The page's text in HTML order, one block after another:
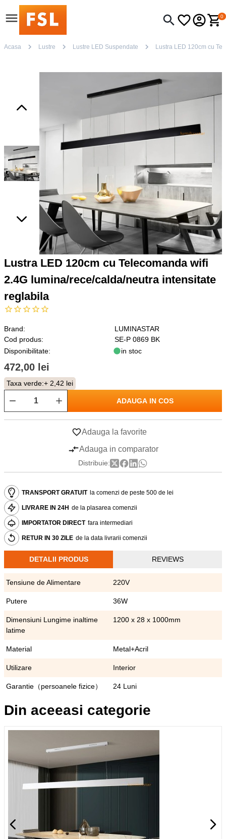
0
Acasa Lustre Lustre LED Suspendate Lustra LED 120cm cu
Lustra LED 120cm cu Telecomanda wifi
2.4G lumina/rece/calda/neutra intensitate
reglabila
Brand:
LUMINASTAR
Cod produs:
SE-P 0869 BK
Disponibilitate:
in stoc
472,00 lei
Taxa verde:+ 2,42 lei
ADAUGA IN COS
Adauga la favorite
Adauga in comparator
Distribuie:
TRANSPORT GRATUIT la comenzi de peste 500 de lei
LIVRARE IN 24H de la plasarea comenzii
IMPORTATOR DIRECT fara intermediari
RETUR IN 30 ZILE de la data livrarii comenzii
DETALII PRODUS REVIEWS
Tensiune de Alimentare 220V
Putere 36W
Dimensiuni Lungime inaltime
latime
1200 x 28 x 1000mm
Material Metal+Acril
Utilizare Interior
Garantie（persoanele fizice） 24 Luni
Din aceeasi categorie